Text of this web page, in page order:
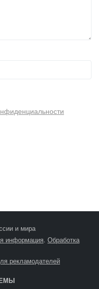
и мира
информация. Обработка
рекламодателей